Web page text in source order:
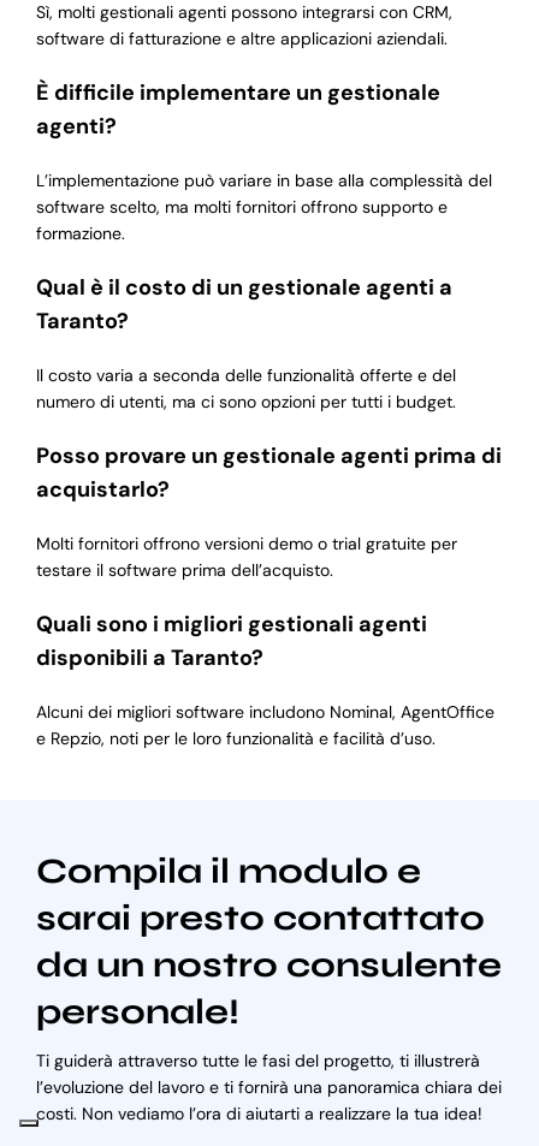
Sì, molti gestionali agenti possono integrarsi con CRM,
software di fatturazione e altre applicazioni aziendali.
È difficile implementare un gestionale
agenti?
L’implementazione può variare in base alla complessità del
software scelto, ma molti fornitori offrono supporto e
formazione.
Qual è il costo di un gestionale agenti a
Taranto?
Il costo varia a seconda delle funzionalità offerte e del
numero di utenti, ma ci sono opzioni per tutti i budget.
Posso provare un gestionale agenti prima di
acquistarlo?
Molti fornitori offrono versioni demo o trial gratuite per
testare il software prima dell’acquisto.
Quali sono i migliori gestionali agenti
disponibili a Taranto?
Alcuni dei migliori software includono Nominal, AgentOffice
e Repzio, noti per le loro funzionalità e facilità d’uso.
Compila il modulo e
sarai presto contattato
da un nostro consulente
personale!
Ti guiderà attraverso tutte le fasi del progetto, ti illustrerà
l’evoluzione del lavoro e ti fornirà una panoramica chiara dei
costi. Non vediamo l’ora di aiutarti a realizzare la tua idea!